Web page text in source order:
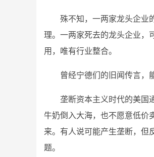
殊不知，一两家龙头企业
理。一两家死去的龙头企业，
用，唯有行业整合。
曾经宁德们的旧闻传言，
垄断资本主义时代的美国
牛奶倒入大海，也不愿意低价
来。有人说可能产生垄断，但
题。